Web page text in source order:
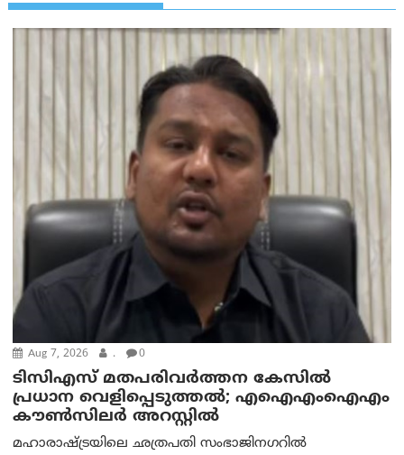
Aug 7, 2026 . 0
ടിസിഎസ് മതപരിവർത്തന കേസിൽ
പ്രധാന വെളിപ്പെടുത്തൽ; എഐഎംഐഎം
കൗൺസിലർ അറസ്റ്റിൽ
മഹാരാഷ്ട്രയിലെ ഛത്രപതി സംഭാജിനഗറിൽ